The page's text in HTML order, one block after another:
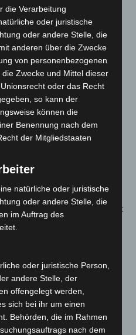
Barbara-
zeigt ihre Werke im
Depot Isernhagen
startet
West und
Feuerwehrkräfte
Waldbrandeinsatz aus
Tigermücken-
in Niedersachsen entdeckt
der Begegnung“ in
schnell eingedämmt
die Verarbeitung
oder juristische
oder andere Stelle, die
anderen über die Zwecke
von personenbezogenen
Zwecke und Mittel dieser
oder das Recht
so kann der
können die
Benennung nach dem
der Mitgliedstaaten
natürliche oder juristische
oder andere Stelle, die
im Auftrag des
oder juristische Person,
andere Stelle, der
offengelegt werden,
sich bei ihr um einen
Behörden, die im Rahmen
nach dem